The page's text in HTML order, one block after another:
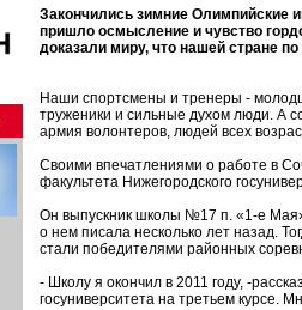
Закончились зимние Олимпийские
пришло осмысление и чувство
доказали миру, что нашей стране
Наши спортсмены и тренеры -
труженики и сильные духом люди. А
армия волонтеров, людей всех
Своими впечатлениями о работе в
факультета Нижегородского
Он выпускник школы №17 п. «1-е
о нем писала несколько лет назад.
стали победителями районных
- Школу я окончил в 2011 году, -
госуниверситета на третьем курсе.